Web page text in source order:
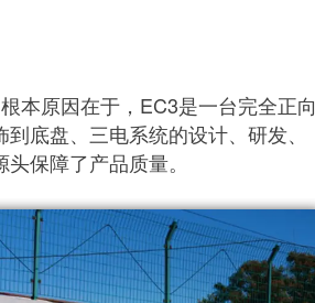
本原因在于，EC3是一台完全正向
底盘、三电系统的设计、研发、
保障了产品质量。